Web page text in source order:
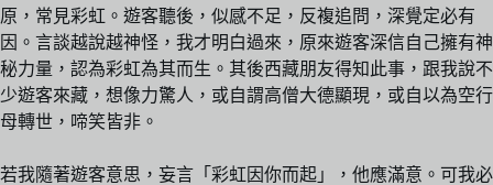
原，常見彩虹。遊客聽後，似感不足，反複追問，深覺定必有
因。言談越說越神怪，我才明白過來，原來遊客深信自己擁有神
秘力量，認為彩虹為其而生。其後西藏朋友得知此事，跟我說不
少遊客來藏，想像力驚人，或自謂高僧大德顯現，或自以為空行
母轉世，啼笑皆非。
若我隨著遊客意思，妄言「彩虹因你而起」，他應滿意。可我必